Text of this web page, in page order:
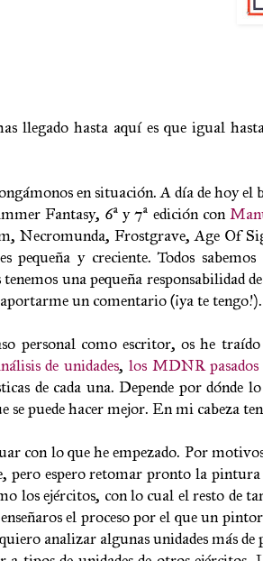
llegado hasta aquí es que igual
en situación. A día de hoy el
Fantasy, 6ª y 7ª edición con
Necromunda, Frostgrave, Age Of
pequeña y creciente. Todos
tenemos una pequeña responsabilidad
un comentario (¡ya te tengo!).
personal como escritor, os he
de unidades, los MDNR
de cada una. Depende por
se puede hacer mejor. En mi cabeza
con lo que he empezado. Por
pero espero retomar pronto la
los ejércitos, con lo cual el resto de
el proceso por el que un
analizar algunas unidades más de